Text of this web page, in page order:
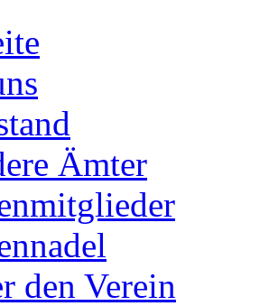
Ämter
den Verein